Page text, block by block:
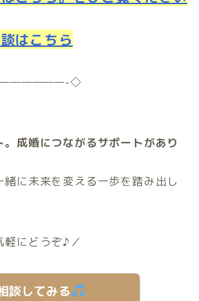
はこちら
◇
成婚につながるサポートがあり
に未来を変える一歩を踏み出し
うぞ♪／
談してみる